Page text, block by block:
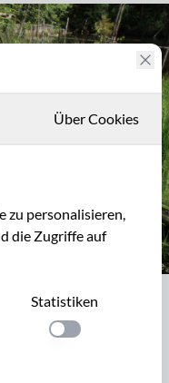
im Tal der
Über Cookies
zu personalisieren,
die Zugriffe auf
Statistiken
Einstellung